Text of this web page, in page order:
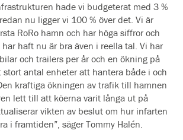
hade vi budgeterat med 3 %
nu ligger vi 100 % över det. Vi är
RoRo hamn och har höga siffror och
haft nu är bra även i reella tal. Vi har
och trailers per år och en ökning på
antal enheter att hantera både i och
kraftiga ökningen av trafik till hamnen
lett till att köerna varit långa ut på
vikten av beslut om hur infarten
i framtiden”, säger Tommy Halén.